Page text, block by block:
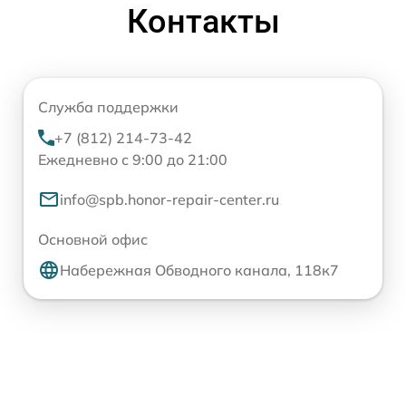
Контакты
Служба поддержки
+7 (812) 214-73-42
Ежедневно с 9:00 до 21:00
info@spb.honor-repair-center.ru
Основной офис
Набережная Обводного канала, 118к7